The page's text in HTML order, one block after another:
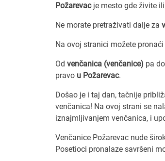
Požarevacje mesto gde živite
Ne morate pretraživati dalje za
Na ovoj stranici možete pronaći
Od venčanica (venčanice) pa
pravo u Požarevac.
Došao je i taj dan, tačnije
venčanica! Na ovoj strani se
iznajmljivanjem venčanica, i
Venčanice Požarevac nude
Posetioci pronalaze savršeni